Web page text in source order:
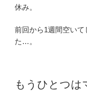
休み。
前回から1週間空い
た…。
もうひとつは